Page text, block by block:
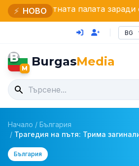
⚡ НОВО
палата заради спекулации
B
M BurgasMedia
Начало / България
/ Трагедия на пътя: Трима
България